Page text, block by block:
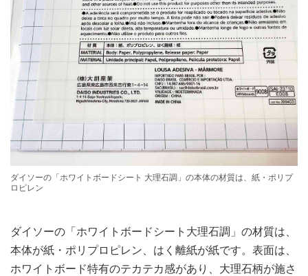
ダイソーの「ホワイトボードシート 大理石調」の本体の材質は、紙・ポリプ
ロピレン
ダイソーの「ホワイトボードシート大理石調」の材質は、
本体が紙・ポリプロピレン、はく離紙が紙です。表面は、
ホワイトボード特有のテカテカ感があり、大理石柄が施さ